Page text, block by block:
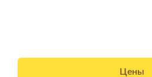
Цены